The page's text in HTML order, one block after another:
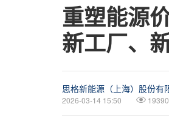
重塑能源
新工厂、
思格新能源（上海）股份有
2026-03-14 15:50 19390